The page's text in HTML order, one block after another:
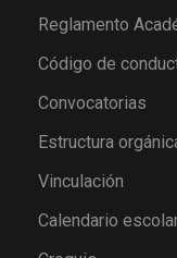
Reglamento
Código de
Convocatorias
Estructura
Vinculación
Calendario